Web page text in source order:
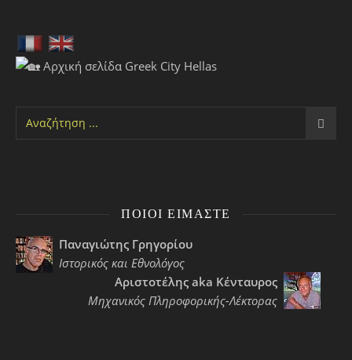
ΠΟΙΟΙ ΕΊΜΑΣΤΕ
Παναγιώτης Γρηγορίου
Ιστορικός και Εθνολόγος
Αριστοτέλης aka Κένταυρος
Μηχανικός Πληροφορικής-Λέκτορας